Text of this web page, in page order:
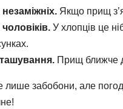
Якщо прищ
У хлопців це
Прищ ближче
лише забобони, але